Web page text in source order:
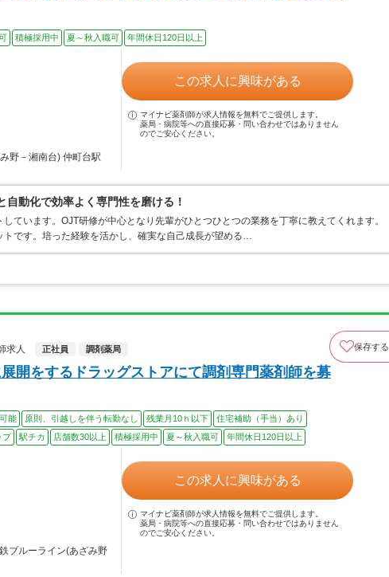
積極採用中 夏～秋入職可 年間休日120日以上
野－湘南台) 仲町台駅
この求人に興味がある
マイナビ薬剤師が求人情報を無料でご提供します。
薬局・病院等への直接応募・問い合わせではありません
のでご安心ください。
動化で効率よく専門性を磨ける！
ています。OJT研修が中心となり先輩がひとつひとつの業務を丁寧に教えてくれます。
トです。培った経験を活かし、確実な自己成長が望める…
求人
正社員 調剤薬局 保存する
開をするドラッグストアにて調剤専門薬剤師を募
能 原則、引越しを伴う転勤なし 残業月10ｈ以下
住宅補助（手当）あり
プ 駅チカ 店舗数30以上 積極採用中 夏～秋入職可 年間休日120日以上
ブルーライン(あざみ野
この求人に興味がある
マイナビ薬剤師が求人情報を無料でご提供します。
薬局・病院等への直接応募・問い合わせではありません
のでご安心ください。